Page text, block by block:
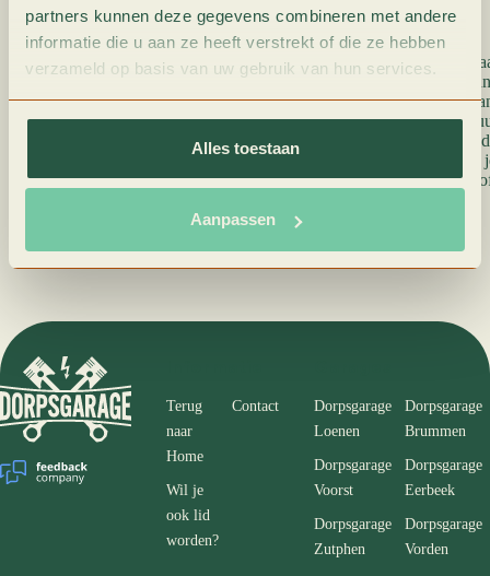
partners kunnen deze gegevens combineren met andere
informatie die u aan ze heeft verstrekt of die ze hebben
verzameld op basis van uw gebruik van hun services.
Alles toestaan
Aanpassen
Je auto laten uitlezen doe je in Voorst
Technische storingen opsporen in jouw auto doen wij
als er lampjes gaan branden op jouw dashboard, want
expertise naar. Je kunt van maandag tot en met vrijdag
langskomen. Je kunt ons bereiken op 0575 501126 of
website of via whatsapp
085 0805022
. Wij laten zo
Wil je eerst advies? Dat kan natuurlijk ook. Wij vertellen
auto laten uitlezen in Voorst doe je bij Dorpsgarage
Terug
naar
Home
Contact
Wil je
ook lid
worden?
Dorpsgarage
Loenen
Dorpsgarage
Brummen
Dorpsgarage
Voorst
Dorpsgarage
Eerbeek
Dorpsgarage
Zutphen
Dorpsgarage
Vorden